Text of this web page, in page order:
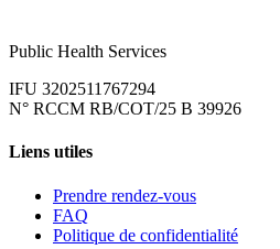
Public Health Services
IFU 3202511767294
N° RCCM RB/COT/25 B 39926
Liens utiles
Prendre rendez-vous
FAQ
Politique de confidentialité